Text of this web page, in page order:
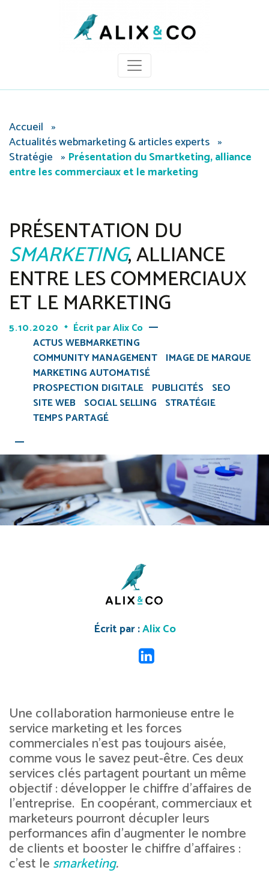
Accueil »
Actualités webmarketing & articles experts »
Stratégie » Présentation du Smartketing, alliance
entre les commerciaux et le marketing
PRÉSENTATION DU
SMARKETING, ALLIANCE
ENTRE LES COMMERCIAUX
ET LE MARKETING
5.10.2020 Écrit parAlix Co
ACTUS WEBMARKETING
COMMUNITY MANAGEMENT IMAGE DE MARQUE
MARKETING AUTOMATISÉ
PROSPECTION DIGITALE PUBLICITÉS SEO
SITE WEB SOCIAL SELLING STRATÉGIE
TEMPS PARTAGÉ
Écrit par :Alix Co
Une collaboration harmonieuse entre le
service marketing et les forces
commerciales n’est pas toujours aisée,
comme vous le savez peut-être. Ces deux
services clés partagent pourtant un même
objectif : développer le chiffre d’affaires de
l’entreprise. En coopérant, commerciaux et
marketeurs pourront décupler leurs
performances afin d’augmenter le nombre
de clients et booster le chiffre d’affaires :
c’est lesmarketing.